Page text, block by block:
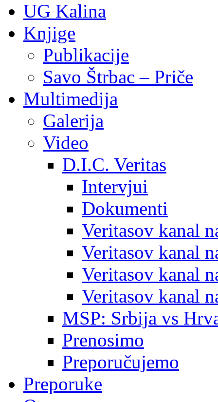
UG Kalina
Knjige
Publikacije
Savo Štrbac – Priče
Multimedija
Galerija
Video
D.I.C. Veritas
Intervjui
Dokumenti
Veritasov kanal
Veritasov kanal
Veritasov kanal
Veritasov kanal
MSP: Srbija vs
Prenosimo
Preporučujemo
Preporuke